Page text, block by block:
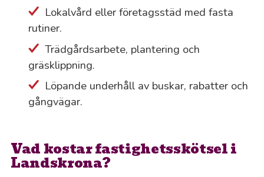
Lokalvård eller företagsstäd med fasta
rutiner.
Trädgårdsarbete, plantering och
gräsklippning.
Löpande underhåll av buskar, rabatter och
gångvägar.
Vad kostar fastighetsskötsel i
Landskrona?